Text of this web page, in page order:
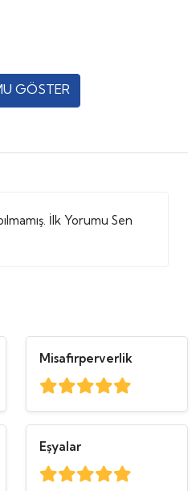
GÖSTER
İlk Yorumu Sen
Misafirperverlik
Eşyalar